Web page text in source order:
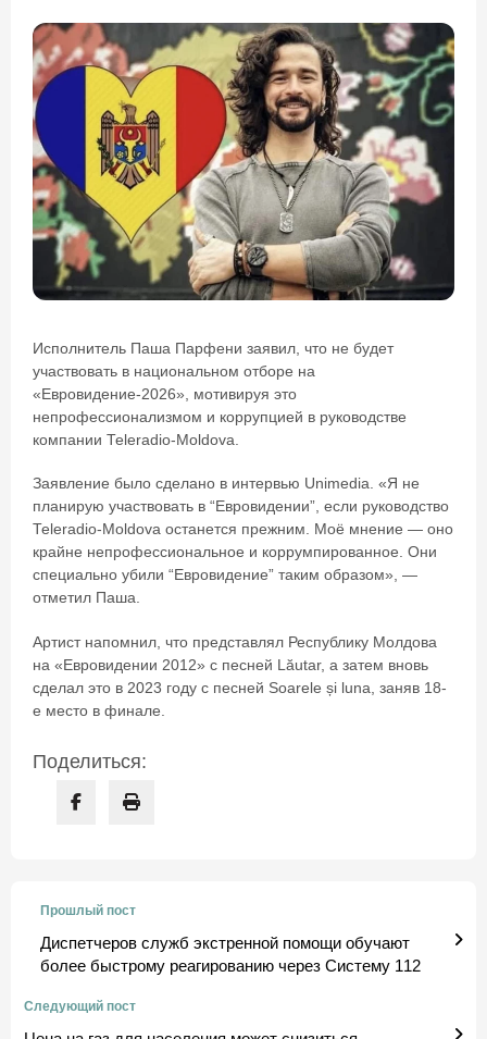
Исполнитель Паша Парфени заявил, что не будет
участвовать в национальном отборе на
«Евровидение-2026», мотивируя это
непрофессионализмом и коррупцией в руководстве
компании Teleradio-Moldova.
Заявление было сделано в интервью Unimedia. «Я не
планирую участвовать в “Евровидении”, если руководство
Teleradio-Moldova останется прежним. Моё мнение — оно
крайне непрофессиональное и коррумпированное. Они
специально убили “Евровидение” таким образом», —
отметил Паша.
Артист напомнил, что представлял Республику Молдова
на «Евровидении 2012» с песней Lăutar, а затем вновь
сделал это в 2023 году с песней Soarele și luna, заняв 18-
е место в финале.
Поделиться:
Прошлый пост
Диспетчеров служб экстренной помощи обучают
более быстрому реагированию через Систему 112
Следующий пост